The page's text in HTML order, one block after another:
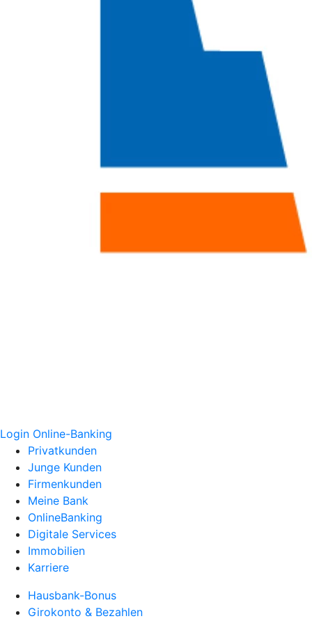
Login Online-Banking
Privatkunden
Junge Kunden
Firmenkunden
Meine Bank
OnlineBanking
Digitale Services
Immobilien
Karriere
Hausbank-Bonus
Girokonto & Bezahlen